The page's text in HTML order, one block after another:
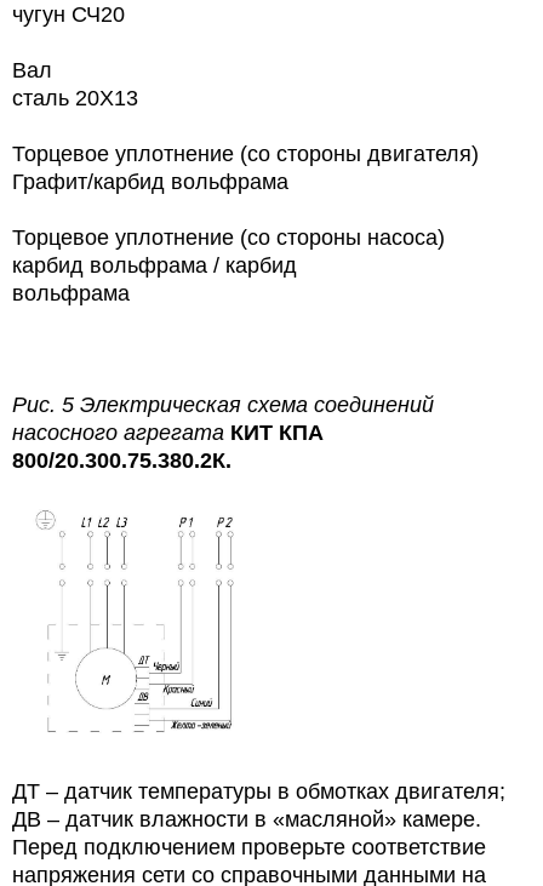
чугун СЧ20
Вал
сталь 20Х13
Торцевое уплотнение (со стороны двигателя)
Графит/карбид вольфрама
Торцевое уплотнение (со стороны насоса)
карбид вольфрама / карбид
вольфрама
Рис. 5 Электрическая схема соединений
насосного агрегата КИТ КПА
800/20.300.75.380.2К.
ДТ – датчик температуры в обмотках двигателя;
ДВ – датчик влажности в «масляной» камере.
Перед подключением проверьте соответствие
напряжения сети со справочными данными на